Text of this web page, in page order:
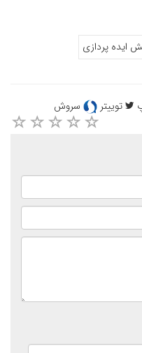
ایده پردازی
توییتر سروش